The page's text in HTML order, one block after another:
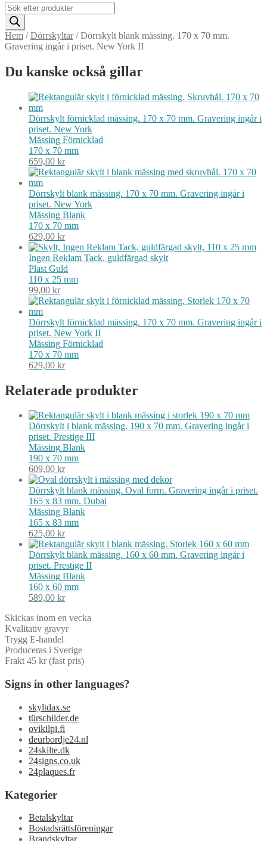
Products
search
Hem /Dörrskyltar/Dörrskylt blank mässing. 170 x 70 mm.
Gravering ingår i priset. New York II
Du kanske också gillar
Dörrskylt förnicklad mässing. 170 x 70 mm. Gravering ingår i
priset. New York
Mässing Förnicklad
170 x 70 mm
659,00 kr
Dörrskylt blank mässing. 170 x 70 mm. Gravering ingår i
priset. New York
Mässing Blank
170 x 70 mm
629,00 kr
Ingen Reklam Tack, guldfärgad skylt
Plast Guld
110 x 25 mm
99,00 kr
Dörrskylt förnicklad mässing. 170 x 70 mm. Gravering ingår i
priset. New York II
Mässing Förnicklad
170 x 70 mm
629,00 kr
Relaterade produkter
Dörrskylt i blank mässing. 190 x 70 mm. Gravering ingår i
priset. Prestige III
Mässing Blank
190 x 70 mm
609,00 kr
Dörrskylt blank mässing. Oval form. Gravering ingår i priset.
165 x 83 mm. Dubai
Mässing Blank
165 x 83 mm
625,00 kr
Dörrskylt blank mässing. 160 x 60 mm. Gravering ingår i
priset. Prestige II
Mässing Blank
160 x 60 mm
589,00 kr
Skickas inom en vecka
Kvalitativ gravyr
Trygg E-handel
Produceras i Sverige
Frakt 45 kr (fast pris)
Signs in other languages?
skyltdax.se
türschilder.de
ovikilpi.fi
deurbordje24.nl
24skilte.dk
24signs.co.uk
24plaques.fr
Kategorier
Betalskyltar
Bostadsrättsföreningar